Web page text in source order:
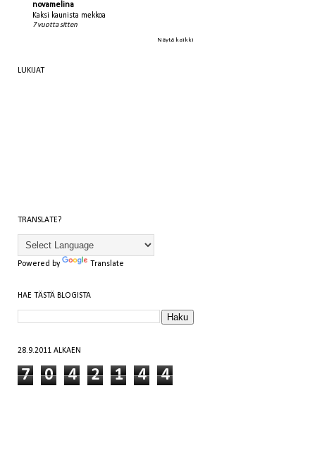
novamelina
Kaksi kaunista mekkoa
7 vuotta sitten
Näytä kaikki
LUKIJAT
TRANSLATE?
Powered by Translate
HAE TÄSTÄ BLOGISTA
28.9.2011 ALKAEN
7 0 4 2 1 4 4